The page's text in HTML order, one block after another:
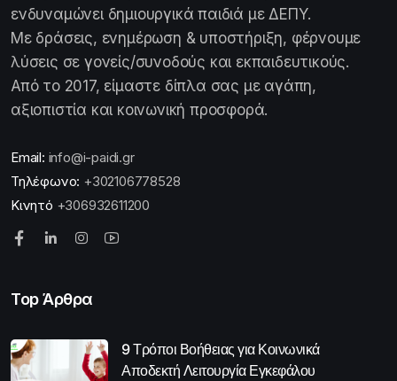
ενδυναμώνει δημιουργικά παιδιά με ΔΕΠΥ.
Με δράσεις, ενημέρωση & υποστήριξη, φέρνουμε
λύσεις σε γονείς/συνοδούς και εκπαιδευτικούς.
Από το 2017, είμαστε δίπλα σας με αγάπη,
αξιοπιστία και κοινωνική προσφορά.
Email: info@i-paidi.gr
Τηλέφωνο: +302106778528
Κινητό +306932611200
Top Άρθρα
9 Τρόποι Βοήθειας για Κοινωνικά
Αποδεκτή Λειτουργία Εγκεφάλου